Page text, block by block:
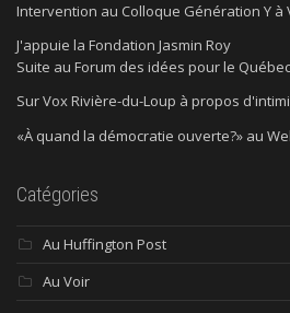
Intervention au Colloque Génération Y à
J'appuie la Fondation Jasmin Roy
Suite au Forum des idées pour le
Sur Vox Rivière-du-Loup à propos
«À quand la démocratie ouverte?» au
Catégories
Au Huffington Post
Au Voir